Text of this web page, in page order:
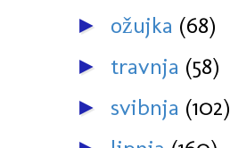
► ožujka (68)
► travnja (58)
► svibnja (102)